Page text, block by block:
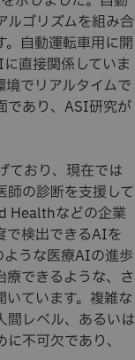
ルゴリズムを組み合
自動運転車用に開
直接関係していま
でリアルタイムで
であり、ASI研究が
ており、現在では
師の診断を支援して
Healthなどの企業
で検出できるAIを
ような医療AIの進歩
療できるような、さ
ています。複雑な
間レベル、あるいは
不可欠であり、